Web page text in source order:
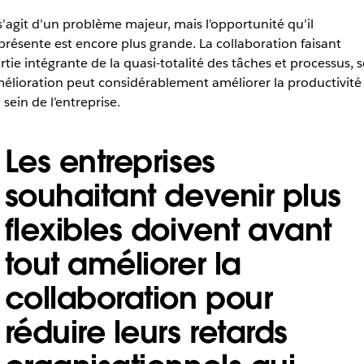
d’un problème majeur, mais l’opportunité qu’il
est encore plus grande. La collaboration faisant
intégrante de la quasi-totalité des tâches et processus,
peut considérablement améliorer la productivité
sein de l’entreprise.
Les entreprises
souhaitant devenir plus
flexibles doivent avant
tout améliorer la
collaboration pour
réduire leurs retards